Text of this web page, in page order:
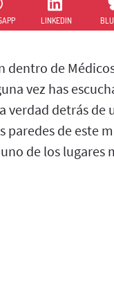
LINKEDIN
dentro de
vez has
verdad detrás de
paredes de este
de los lugares